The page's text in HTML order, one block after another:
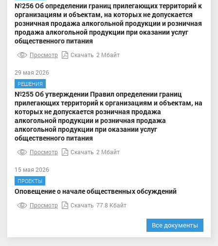
№256 Об определении границ прилегающих территорий к
организациям и объектам, на которых не допускается
розничная продажа алкогольной продукции и розничная
продажа алкогольной продукции при оказании услуг
общественного питания
Просмотр Скачать 2 Мбайт
29 мая 2026
РЕШЕНИЯ
№255 Об утверждении Правил определении границ
прилегающих территорий к организациям и объектам, на
которых не допускается розничная продажа
алкогольной продукции и розничная продажа
алкогольной продукции при оказании услуг
общественного питания
Просмотр Скачать 2 Мбайт
15 мая 2026
ПРОЕКТЫ
Оповещение о начале общественных обсуждений
Просмотр Скачать 77.8 Кбайт
Все документы